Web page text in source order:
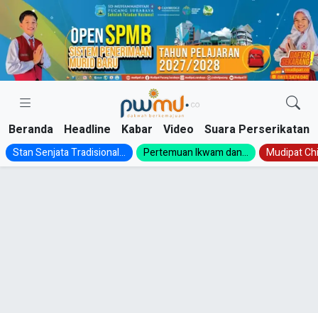
Skip
content
Beranda Headline Kabar Video Suara Perserikatan
Stan Senjata Tradisional... Pertemuan Ikwam dan... Mudipat